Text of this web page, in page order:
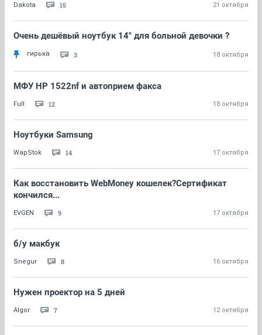
Dakota 15 21 октября
Очень дешёвый ноутбук 14" для больной девочки ?
гирька 3 18 октября
МФУ HP 1522nf и автоприем факса
Full 12 18 октября
Ноутбуки Samsung
WapStok 14 17 октября
Как восстановить WebMoney кошелек?Сертификат
кончился...
EVGEN 9 17 октября
б/у макбук
Snegur 8 16 октября
Нужен проектор на 5 дней
Algor 7 12 октября